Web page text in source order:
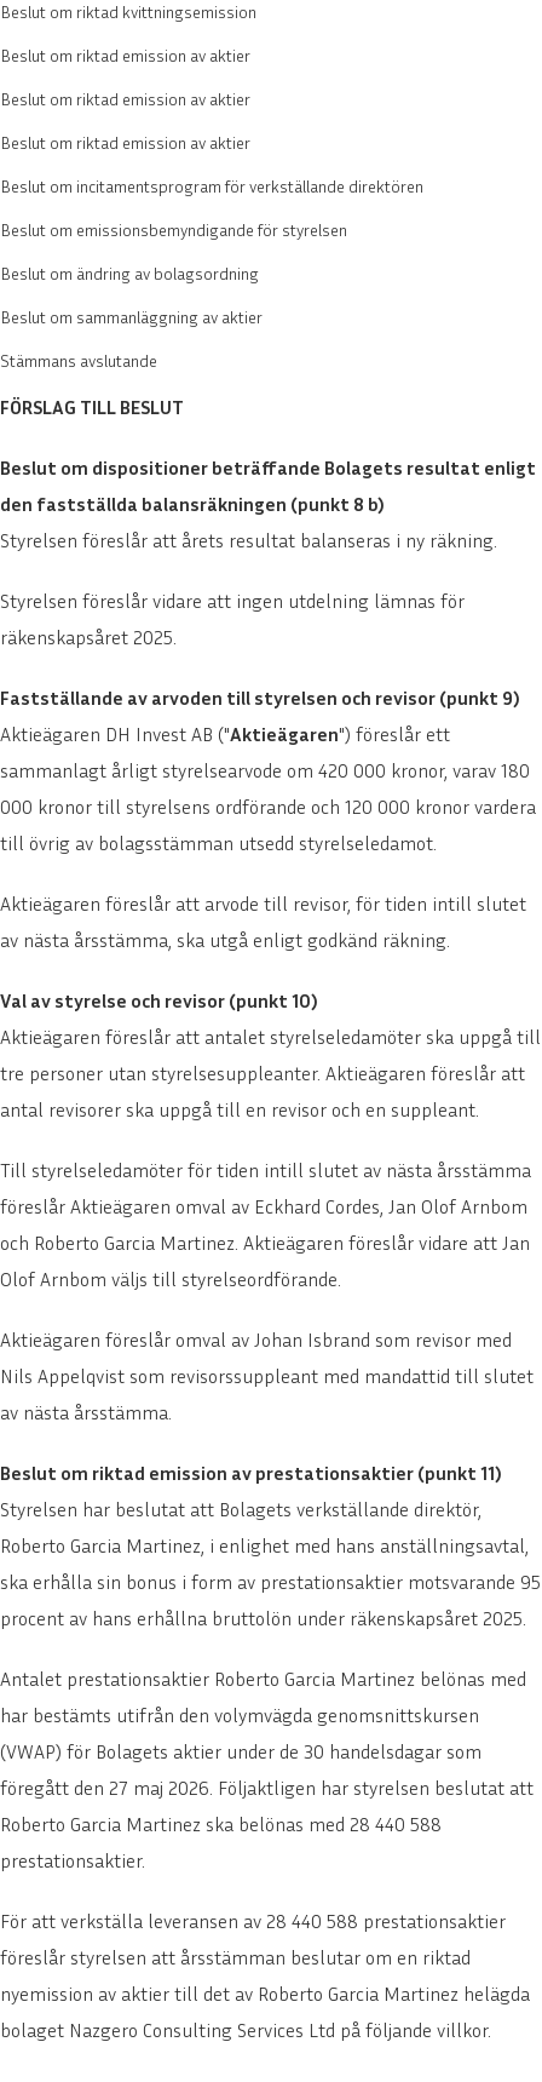
Beslut om riktad kvittningsemission
Beslut om riktad emission av aktier
Beslut om riktad emission av aktier
Beslut om riktad emission av aktier
Beslut om incitamentsprogram för verkställande direktören
Beslut om emissionsbemyndigande för styrelsen
Beslut om ändring av bolagsordning
Beslut om sammanläggning av aktier
Stämmans avslutande
FÖRSLAG TILL BESLUT
Beslut om dispositioner beträffande Bolagets resultat enligt
den fastställda balansräkningen (punkt 8 b)
Styrelsen föreslår att årets resultat balanseras i ny räkning.
Styrelsen föreslår vidare att ingen utdelning lämnas för
räkenskapsåret 2025.
Fastställande av arvoden till styrelsen och revisor (punkt 9)
Aktieägaren DH Invest AB ("Aktieägaren") föreslår ett
sammanlagt årligt styrelsearvode om 420 000 kronor, varav 180
000 kronor till styrelsens ordförande och 120 000 kronor vardera
till övrig av bolagsstämman utsedd styrelseledamot.
Aktieägaren föreslår att arvode till revisor, för tiden intill slutet
av nästa årsstämma, ska utgå enligt godkänd räkning.
Val av styrelse och revisor (punkt 10)
Aktieägaren föreslår att antalet styrelseledamöter ska uppgå till
tre personer utan styrelsesuppleanter. Aktieägaren föreslår att
antal revisorer ska uppgå till en revisor och en suppleant.
Till styrelseledamöter för tiden intill slutet av nästa årsstämma
föreslår Aktieägaren omval av Eckhard Cordes, Jan Olof Arnbom
och Roberto Garcia Martinez. Aktieägaren föreslår vidare att Jan
Olof Arnbom väljs till styrelseordförande.
Aktieägaren föreslår omval av Johan Isbrand som revisor med
Nils Appelqvist som revisorssuppleant med mandattid till slutet
av nästa årsstämma.
Beslut om riktad emission av prestationsaktier (punkt 11)
Styrelsen har beslutat att Bolagets verkställande direktör,
Roberto Garcia Martinez, i enlighet med hans anställningsavtal,
ska erhålla sin bonus i form av prestationsaktier motsvarande 95
procent av hans erhållna bruttolön under räkenskapsåret 2025.
Antalet prestationsaktier Roberto Garcia Martinez belönas med
har bestämts utifrån den volymvägda genomsnittskursen
(VWAP) för Bolagets aktier under de 30 handelsdagar som
föregått den 27 maj 2026. Följaktligen har styrelsen beslutat att
Roberto Garcia Martinez ska belönas med 28 440 588
prestationsaktier.
För att verkställa leveransen av 28 440 588 prestationsaktier
föreslår styrelsen att årsstämman beslutar om en riktad
nyemission av aktier till det av Roberto Garcia Martinez helägda
bolaget Nazgero Consulting Services Ltd på följande villkor.